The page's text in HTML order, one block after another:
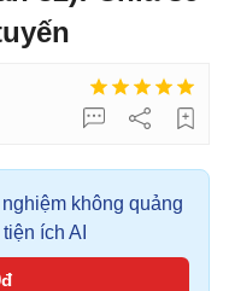
không quảng
ích AI